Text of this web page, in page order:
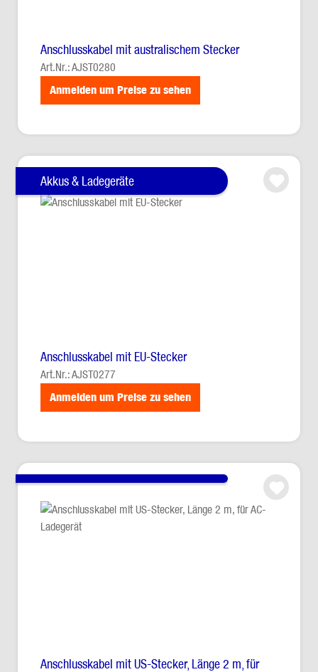
Anschlusskabel mit australischem Stecker
Art.Nr.: AJST0280
Anmelden um Preise zu sehen
Akkus & Ladegeräte
Anschlusskabel mit EU-Stecker
Art.Nr.: AJST0277
Anmelden um Preise zu sehen
Anschlusskabel mit US-Stecker, Länge 2 m, für